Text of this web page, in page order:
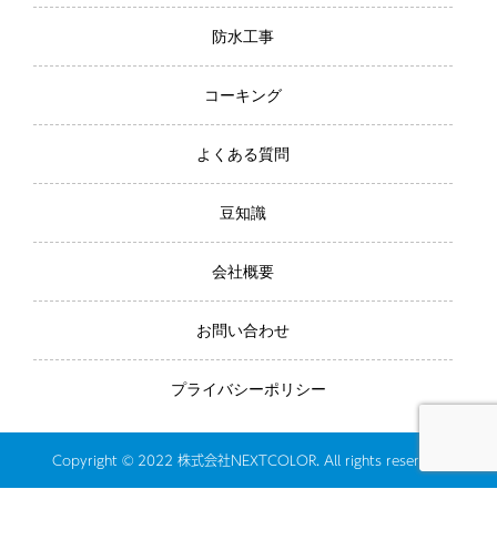
防水工事
コーキング
よくある質問
豆知識
会社概要
お問い合わせ
プライバシーポリシー
Copyright © 2022 株式会社NEXTCOLOR. All rights reserved.